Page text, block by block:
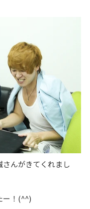
んがきてくれまし
ー！(^^)